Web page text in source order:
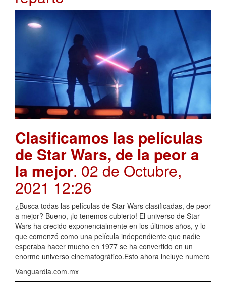
Clasificamos las películas
de Star Wars, de la peor a
la mejor. 02 de Octubre,
2021 12:26
¿Busca todas las películas de Star Wars clasificadas, de peor
a mejor? Bueno, ¡lo tenemos cubierto! El universo de Star
Wars ha crecido exponencialmente en los últimos años, y lo
que comenzó como una película independiente que nadie
esperaba hacer mucho en 1977 se ha convertido en un
enorme universo cinematográfico.Esto ahora incluye numero
Vanguardia.com.mx